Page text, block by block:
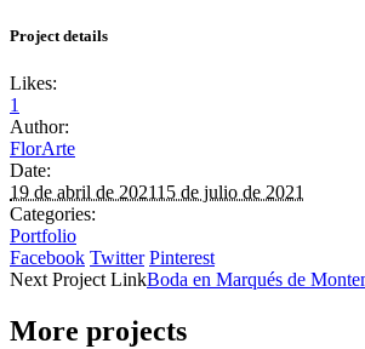
Project details
Likes:
1
Author:
FlorArte
Date:
19 de abril de 202115 de julio de 2021
Categories:
Portfolio
Facebook Twitter Pinterest
Next Project LinkBoda en Marqués de
More projects